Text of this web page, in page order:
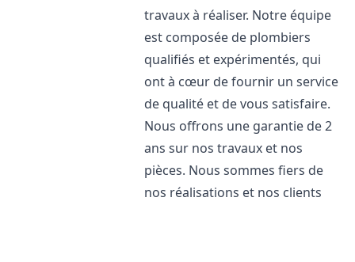
travaux à réaliser. Notre équipe
est composée de plombiers
qualifiés et expérimentés, qui
ont à cœur de fournir un service
de qualité et de vous satisfaire.
Nous offrons une garantie de 2
ans sur nos travaux et nos
pièces. Nous sommes fiers de
nos réalisations et nos clients